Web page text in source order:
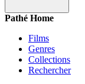
Pathé Home
Films
Genres
Collections
Rechercher